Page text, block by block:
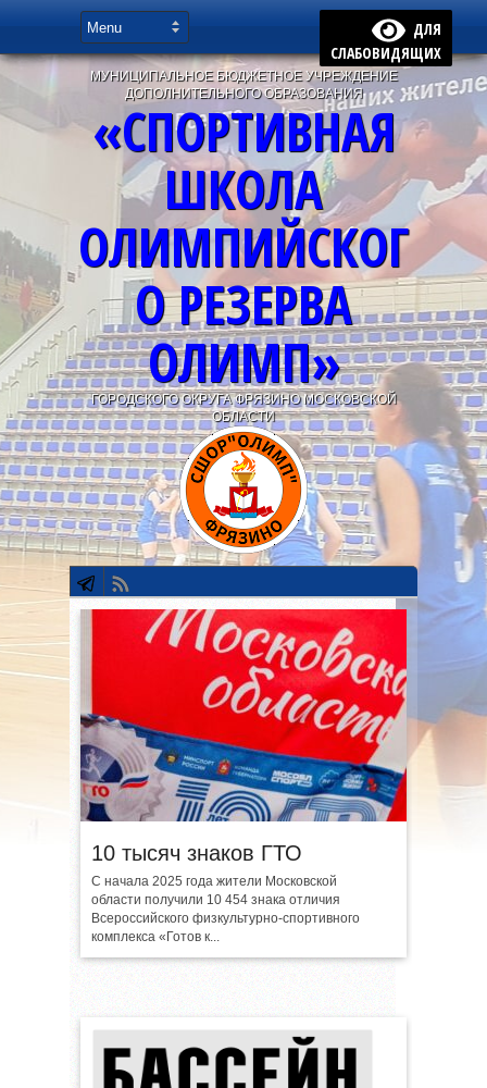
ДЛЯ
СЛАБОВИДЯЩИХ
МУНИЦИПАЛЬНОЕ БЮДЖЕТНОЕ УЧРЕЖДЕНИЕ
ДОПОЛНИТЕЛЬНОГО ОБРАЗОВАНИЯ
«СПОРТИВНАЯ
ШКОЛА
ОЛИМПИЙСКОГ
О РЕЗЕРВА
ОЛИМП»
ГОРОДСКОГО ОКРУГА ФРЯЗИНО МОСКОВСКОЙ
ОБЛАСТИ
10 тысяч знаков ГТО
С начала 2025 года жители Московской
области получили 10 454 знака отличия
Всероссийского физкультурно-спортивного
комплекса «Готов к...